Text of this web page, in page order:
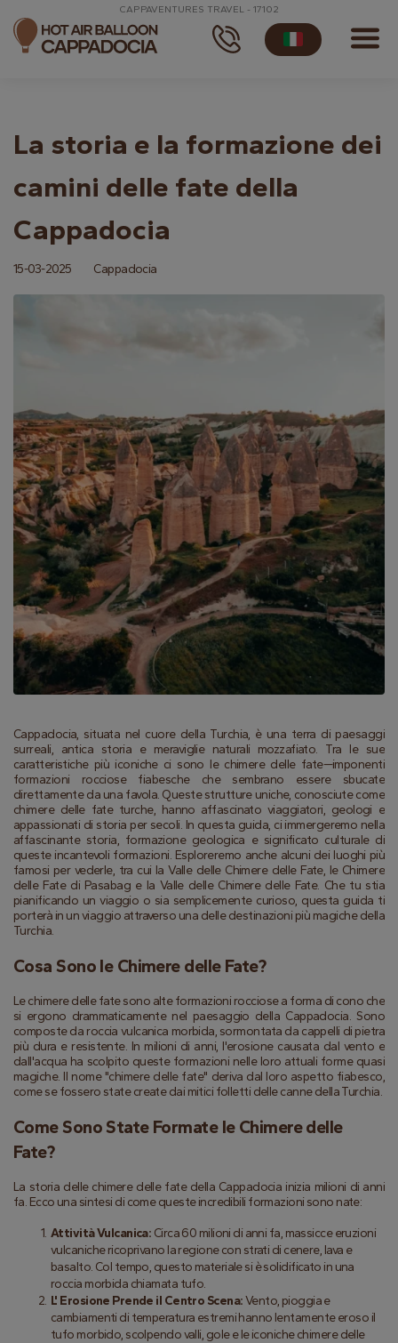
CAPPAVENTURES TRAVEL - 17102
La storia e la formazione dei
camini delle fate della
Cappadocia
15-03-2025 Cappadocia
Cappadocia, situata nel cuore della Turchia, è una terra di paesaggi
surreali, antica storia e meraviglie naturali mozzafiato. Tra le sue
caratteristiche più iconiche ci sono le chimere delle fate—imponenti
formazioni rocciose fiabesche che sembrano essere sbucate
direttamente da una favola. Queste strutture uniche, conosciute come
chimere delle fate turche, hanno affascinato viaggiatori, geologi e
appassionati di storia per secoli. In questa guida, ci immergeremo nella
affascinante storia, formazione geologica e significato culturale di
queste incantevoli formazioni. Esploreremo anche alcuni dei luoghi più
famosi per vederle, tra cui la Valle delle Chimere delle Fate, le Chimere
delle Fate di Pasabag e la Valle delle Chimere delle Fate. Che tu stia
pianificando un viaggio o sia semplicemente curioso, questa guida ti
porterà in un viaggio attraverso una delle destinazioni più magiche della
Turchia.
Cosa Sono le Chimere delle Fate?
Le chimere delle fate sono alte formazioni rocciose a forma di cono che
si ergono drammaticamente nel paesaggio della Cappadocia. Sono
composte da roccia vulcanica morbida, sormontata da cappelli di pietra
più dura e resistente. In milioni di anni, l'erosione causata dal vento e
dall'acqua ha scolpito queste formazioni nelle loro attuali forme quasi
magiche. Il nome "chimere delle fate" deriva dal loro aspetto fiabesco,
come se fossero state create dai mitici folletti delle canne della Turchia.
Come Sono State Formate le Chimere delle
Fate?
La storia delle chimere delle fate della Cappadocia inizia milioni di anni
fa. Ecco una sintesi di come queste incredibili formazioni sono nate:
Attività Vulcanica: Circa 60 milioni di anni fa, massicce eruzioni
vulcaniche ricoprivano la regione con strati di cenere, lava e
basalto. Col tempo, questo materiale si è solidificato in una
roccia morbida chiamata tufo.
L' Erosione Prende il Centro Scena: Vento, pioggia e
cambiamenti di temperatura estremi hanno lentamente eroso il
tufo morbido, scolpendo valli, gole e le iconiche chimere delle